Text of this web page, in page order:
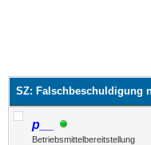
SZ: Falschbeschuldigung
p__
Betriebsmittelbereitstellung